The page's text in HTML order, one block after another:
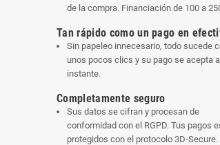
de la compra. Financiación de 100 a
Tan rápido como un pago en
Sin papeleo innecesario, todo sucede
unos pocos clics y su pago se acepta
instante.
Completamente seguro
Sus datos se cifran y procesan de
conformidad con el RGPD. Tus pagos
protegidos con el protocolo 3D-Secure.